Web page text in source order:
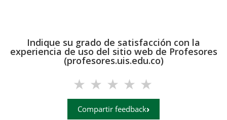
Indique su grado de satisfacción con la
experiencia de uso del sitio web de Profesores
(profesores.uis.edu.co)